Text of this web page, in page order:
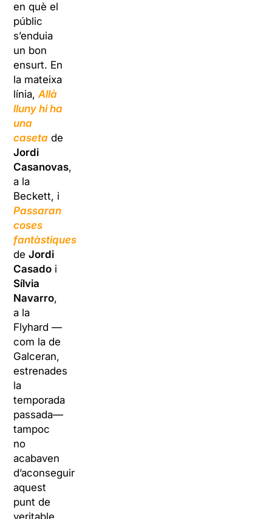
en què el
públic
s’enduia
un bon
ensurt. En
la mateixa
línia,Allà
lluny hi ha
una
caseta de
Jordi
Casanovas,
a la
Beckett, i
Passaran
coses
fantàstiques
deJordi
Casado i
Sílvia
Navarro,
a la
Flyhard —
com la de
Galceran,
estrenades
la
temporada
passada—
tampoc
no
acabaven
d’aconseguir
aquest
punt de